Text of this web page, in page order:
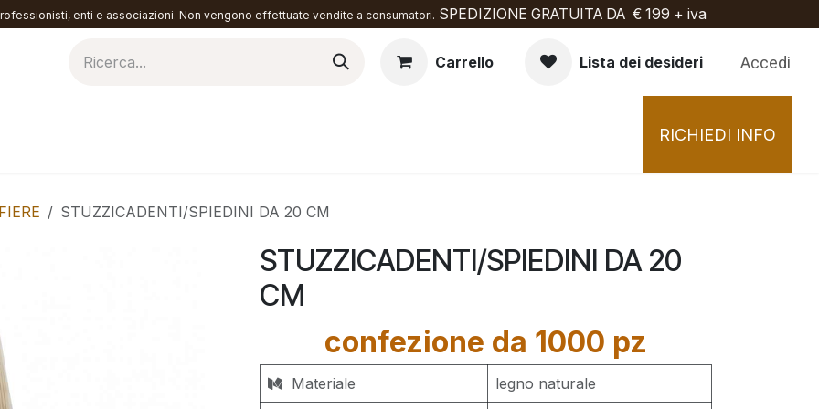
enti e associazioni. Non vengono effettuate vendite a consumatori. SPEDIZIONE GRATUITA DA € 199 + iva
Carrello Lista dei desideri Accedi
RICHIEDI INFO
STUZZICADENTI/SPIEDINI DA 20 CM
STUZZICADENTI/SPIEDINI DA 20
CM
confezione da 1000 pz
Materiale legno naturale